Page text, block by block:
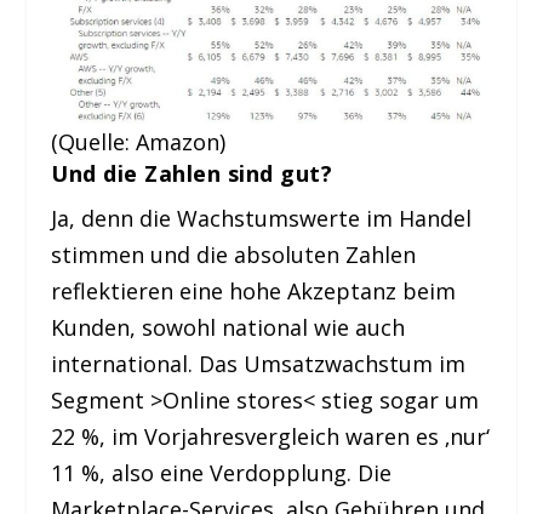
(Quelle: Amazon)
Und die Zahlen sind gut?
Ja, denn die Wachstumswerte im Handel
stimmen und die absoluten Zahlen
reflektieren eine hohe Akzeptanz beim
Kunden, sowohl national wie auch
international. Das Umsatzwachstum im
Segment >Online stores< stieg sogar um
22 %, im Vorjahresvergleich waren es ‚nur‘
11 %, also eine Verdopplung. Die